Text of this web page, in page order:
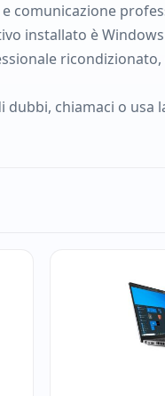
comunicazione
installato è
dubbi, chiamaci o usa